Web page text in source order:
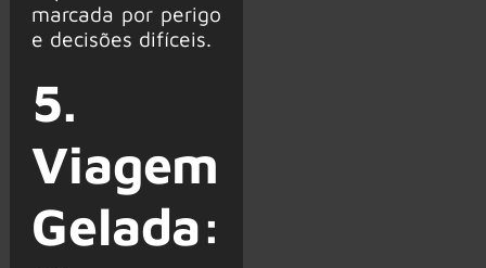
marcada por perigo
e decisões difíceis.
5.
Viagem
Gelada: